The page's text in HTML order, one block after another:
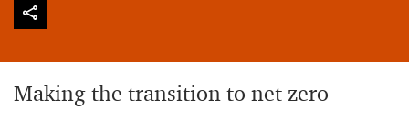
Making the transition to net zero